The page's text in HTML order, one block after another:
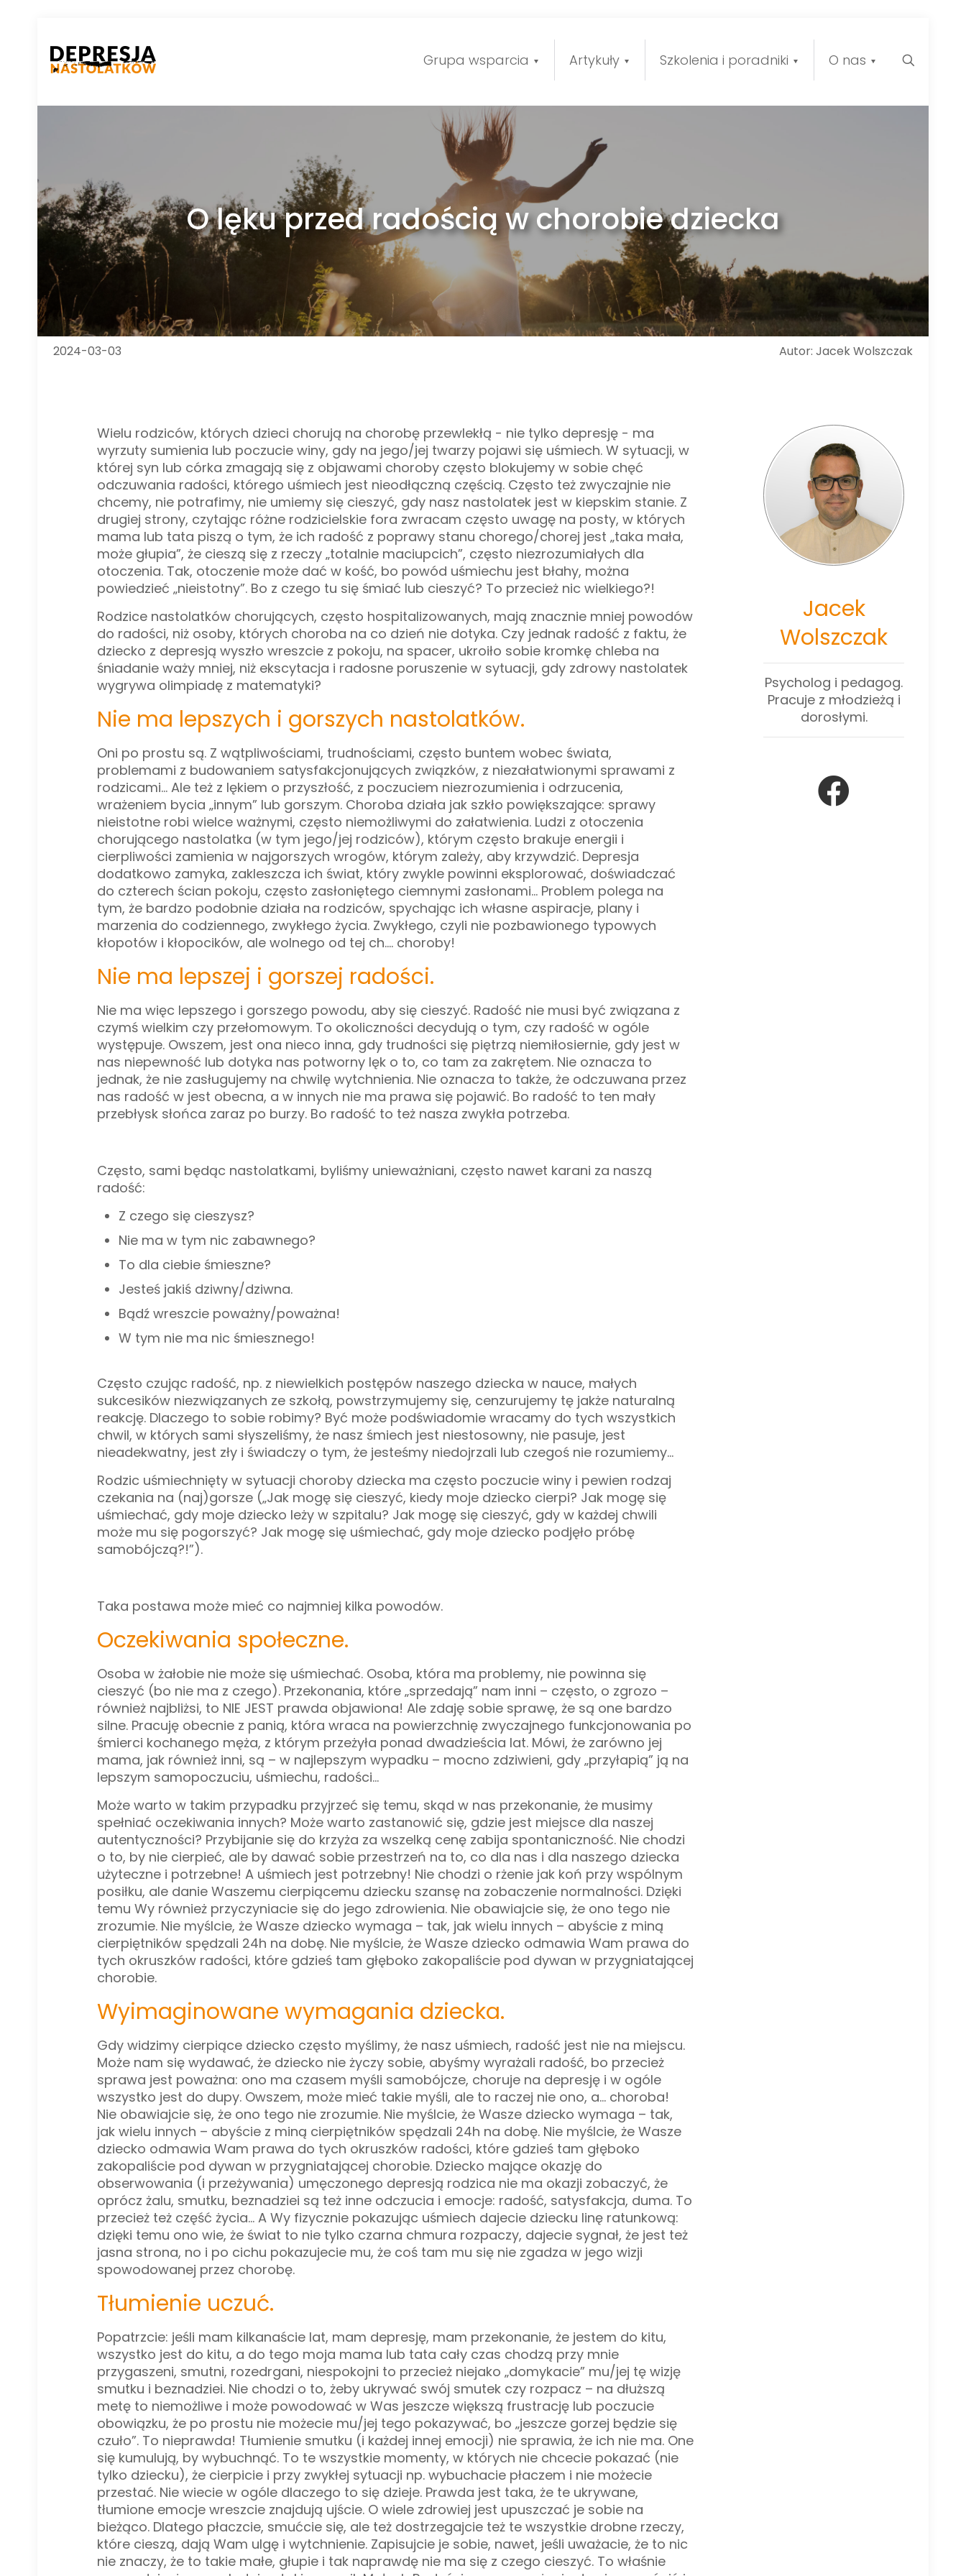
Grupa wsparcia Artykuły Szkolenia i poradniki O nas
O lęku przed radością w chorobie dziecka
2024-03-03 Autor: Jacek Wolszczak
Wielu rodziców, których dzieci chorują na chorobę przewlekłą - nie tylko depresję - ma
wyrzuty sumienia lub poczucie winy, gdy na jego/jej twarzy pojawi się uśmiech. W sytuacji, w
której syn lub córka zmagają się z objawami choroby często blokujemy w sobie chęć
odczuwania radości, którego uśmiech jest nieodłączną częścią. Często też zwyczajnie nie
chcemy, nie potrafimy, nie umiemy się cieszyć, gdy nasz nastolatek jest w kiepskim stanie. Z
drugiej strony, czytając różne rodzicielskie fora zwracam często uwagę na posty, w których
mama lub tata piszą o tym, że ich radość z poprawy stanu chorego/chorej jest „taka mała,
może głupia”, że cieszą się z rzeczy „totalnie maciupcich”, często niezrozumiałych dla
otoczenia. Tak, otoczenie może dać w kość, bo powód uśmiechu jest błahy, można
powiedzieć „nieistotny”. Bo z czego tu się śmiać lub cieszyć? To przecież nic wielkiego?!
Rodzice nastolatków chorujących, często hospitalizowanych, mają znacznie mniej powodów
do radości, niż osoby, których choroba na co dzień nie dotyka. Czy jednak radość z faktu, że
dziecko z depresją wyszło wreszcie z pokoju, na spacer, ukroiło sobie kromkę chleba na
śniadanie waży mniej, niż ekscytacja i radosne poruszenie w sytuacji, gdy zdrowy nastolatek
wygrywa olimpiadę z matematyki?
Nie ma lepszych i gorszych nastolatków.
Oni po prostu są. Z wątpliwościami, trudnościami, często buntem wobec świata,
problemami z budowaniem satysfakcjonujących związków, z niezałatwionymi sprawami z
rodzicami… Ale też z lękiem o przyszłość, z poczuciem niezrozumienia i odrzucenia,
wrażeniem bycia „innym” lub gorszym. Choroba działa jak szkło powiększające: sprawy
nieistotne robi wielce ważnymi, często niemożliwymi do załatwienia. Ludzi z otoczenia
chorującego nastolatka (w tym jego/jej rodziców), którym często brakuje energii i
cierpliwości zamienia w najgorszych wrogów, którym zależy, aby krzywdzić. Depresja
dodatkowo zamyka, zakleszcza ich świat, który zwykle powinni eksplorować, doświadczać
do czterech ścian pokoju, często zasłoniętego ciemnymi zasłonami… Problem polega na
tym, że bardzo podobnie działa na rodziców, spychając ich własne aspiracje, plany i
marzenia do codziennego, zwykłego życia. Zwykłego, czyli nie pozbawionego typowych
kłopotów i kłopocików, ale wolnego od tej ch…. choroby!
Nie ma lepszej i gorszej radości.
Nie ma więc lepszego i gorszego powodu, aby się cieszyć. Radość nie musi być związana z
czymś wielkim czy przełomowym. To okoliczności decydują o tym, czy radość w ogóle
występuje. Owszem, jest ona nieco inna, gdy trudności się piętrzą niemiłosiernie, gdy jest w
nas niepewność lub dotyka nas potworny lęk o to, co tam za zakrętem. Nie oznacza to
jednak, że nie zasługujemy na chwilę wytchnienia. Nie oznacza to także, że odczuwana przez
nas radość w jest obecna, a w innych nie ma prawa się pojawić. Bo radość to ten mały
przebłysk słońca zaraz po burzy. Bo radość to też nasza zwykła potrzeba.
Często, sami będąc nastolatkami, byliśmy unieważniani, często nawet karani za naszą
radość:
Z czego się cieszysz?
Nie ma w tym nic zabawnego?
To dla ciebie śmieszne?
Jesteś jakiś dziwny/dziwna.
Bądź wreszcie poważny/poważna!
W tym nie ma nic śmiesznego!
Często czując radość, np. z niewielkich postępów naszego dziecka w nauce, małych
sukcesików niezwiązanych ze szkołą, powstrzymujemy się, cenzurujemy tę jakże naturalną
reakcję. Dlaczego to sobie robimy? Być może podświadomie wracamy do tych wszystkich
chwil, w których sami słyszeliśmy, że nasz śmiech jest niestosowny, nie pasuje, jest
nieadekwatny, jest zły i świadczy o tym, że jesteśmy niedojrzali lub czegoś nie rozumiemy…
Rodzic uśmiechnięty w sytuacji choroby dziecka ma często poczucie winy i pewien rodzaj
czekania na (naj)gorsze („Jak mogę się cieszyć, kiedy moje dziecko cierpi? Jak mogę się
uśmiechać, gdy moje dziecko leży w szpitalu? Jak mogę się cieszyć, gdy w każdej chwili
może mu się pogorszyć? Jak mogę się uśmiechać, gdy moje dziecko podjęło próbę
samobójczą?!”).
Taka postawa może mieć co najmniej kilka powodów.
Oczekiwania społeczne.
Osoba w żałobie nie może się uśmiechać. Osoba, która ma problemy, nie powinna się
cieszyć (bo nie ma z czego). Przekonania, które „sprzedają” nam inni – często, o zgrozo –
również najbliżsi, to NIE JEST prawda objawiona! Ale zdaję sobie sprawę, że są one bardzo
silne. Pracuję obecnie z panią, która wraca na powierzchnię zwyczajnego funkcjonowania po
śmierci kochanego męża, z którym przeżyła ponad dwadzieścia lat. Mówi, że zarówno jej
mama, jak również inni, są – w najlepszym wypadku – mocno zdziwieni, gdy „przyłapią” ją na
lepszym samopoczuciu, uśmiechu, radości…
Może warto w takim przypadku przyjrzeć się temu, skąd w nas przekonanie, że musimy
spełniać oczekiwania innych? Może warto zastanowić się, gdzie jest miejsce dla naszej
autentyczności? Przybijanie się do krzyża za wszelką cenę zabija spontaniczność. Nie chodzi
o to, by nie cierpieć, ale by dawać sobie przestrzeń na to, co dla nas i dla naszego dziecka
użyteczne i potrzebne! A uśmiech jest potrzebny! Nie chodzi o rżenie jak koń przy wspólnym
posiłku, ale danie Waszemu cierpiącemu dziecku szansę na zobaczenie normalności. Dzięki
temu Wy również przyczyniacie się do jego zdrowienia. Nie obawiajcie się, że ono tego nie
zrozumie. Nie myślcie, że Wasze dziecko wymaga – tak, jak wielu innych – abyście z miną
cierpiętników spędzali 24h na dobę. Nie myślcie, że Wasze dziecko odmawia Wam prawa do
tych okruszków radości, które gdzieś tam głęboko zakopaliście pod dywan w przygniatającej
chorobie.
Wyimaginowane wymagania dziecka.
Gdy widzimy cierpiące dziecko często myślimy, że nasz uśmiech, radość jest nie na miejscu.
Może nam się wydawać, że dziecko nie życzy sobie, abyśmy wyrażali radość, bo przecież
sprawa jest poważna: ono ma czasem myśli samobójcze, choruje na depresję i w ogóle
wszystko jest do dupy. Owszem, może mieć takie myśli, ale to raczej nie ono, a… choroba!
Nie obawiajcie się, że ono tego nie zrozumie. Nie myślcie, że Wasze dziecko wymaga – tak,
jak wielu innych – abyście z miną cierpiętników spędzali 24h na dobę. Nie myślcie, że Wasze
dziecko odmawia Wam prawa do tych okruszków radości, które gdzieś tam głęboko
zakopaliście pod dywan w przygniatającej chorobie. Dziecko mające okazję do
obserwowania (i przeżywania) umęczonego depresją rodzica nie ma okazji zobaczyć, że
oprócz żalu, smutku, beznadziei są też inne odczucia i emocje: radość, satysfakcja, duma. To
przecież też część życia… A Wy fizycznie pokazując uśmiech dajecie dziecku linę ratunkową:
dzięki temu ono wie, że świat to nie tylko czarna chmura rozpaczy, dajecie sygnał, że jest też
jasna strona, no i po cichu pokazujecie mu, że coś tam mu się nie zgadza w jego wizji
spowodowanej przez chorobę.
Tłumienie uczuć.
Popatrzcie: jeśli mam kilkanaście lat, mam depresję, mam przekonanie, że jestem do kitu,
wszystko jest do kitu, a do tego moja mama lub tata cały czas chodzą przy mnie
przygaszeni, smutni, rozedrgani, niespokojni to przecież niejako „domykacie” mu/jej tę wizję
smutku i beznadziei. Nie chodzi o to, żeby ukrywać swój smutek czy rozpacz – na dłuższą
metę to niemożliwe i może powodować w Was jeszcze większą frustrację lub poczucie
obowiązku, że po prostu nie możecie mu/jej tego pokazywać, bo „jeszcze gorzej będzie się
czuło”. To nieprawda! Tłumienie smutku (i każdej innej emocji) nie sprawia, że ich nie ma. One
się kumulują, by wybuchnąć. To te wszystkie momenty, w których nie chcecie pokazać (nie
tylko dziecku), że cierpicie i przy zwykłej sytuacji np. wybuchacie płaczem i nie możecie
przestać. Nie wiecie w ogóle dlaczego to się dzieje. Prawda jest taka, że te ukrywane,
tłumione emocje wreszcie znajdują ujście. O wiele zdrowiej jest upuszczać je sobie na
bieżąco. Dlatego płaczcie, smućcie się, ale też dostrzegajcie też te wszystkie drobne rzeczy,
które cieszą, dają Wam ulgę i wytchnienie. Zapisujcie je sobie, nawet, jeśli uważacie, że to nic
nie znaczy, że to takie małe, głupie i tak naprawdę nie ma się z czego cieszyć. To właśnie
Jacek
Wolszczak
Psycholog i pedagog.
Pracuje z młodzieżą i
dorosłymi.